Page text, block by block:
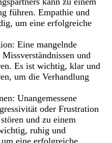
führen. Empathie und
um eine erfolgreiche
Eine mangelnde
und
Es ist wichtig, klar und
um die Verhandlung
Unangemessene
oder Frustration
und zu einem
ruhig und